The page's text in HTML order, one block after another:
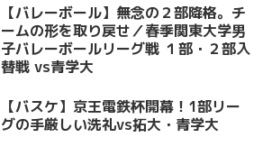
【バレーボール】無念の２部降格。チ
ームの形を取り戻せ／春季関東大学男
子バレーボールリーグ戦 １部・２部入
替戦 vs青学大
【バスケ】京王電鉄杯開幕！1部リー
グの手厳しい洗礼vs拓大・青学大